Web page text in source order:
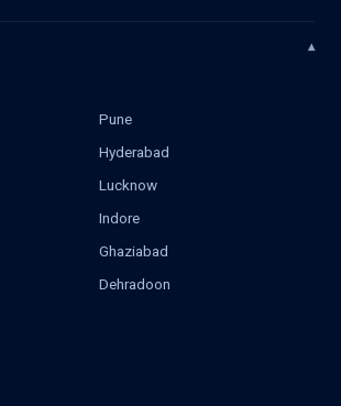
Pune
Hyderabad
Lucknow
Indore
Ghaziabad
Dehradoon